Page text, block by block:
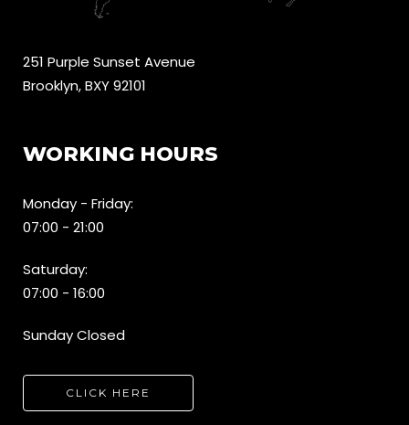
251 Purple Sunset Avenue
Brooklyn, BXY 92101
WORKING HOURS
Monday - Friday:
07:00 - 21:00
Saturday:
07:00 - 16:00
Sunday Closed
CLICK HERE